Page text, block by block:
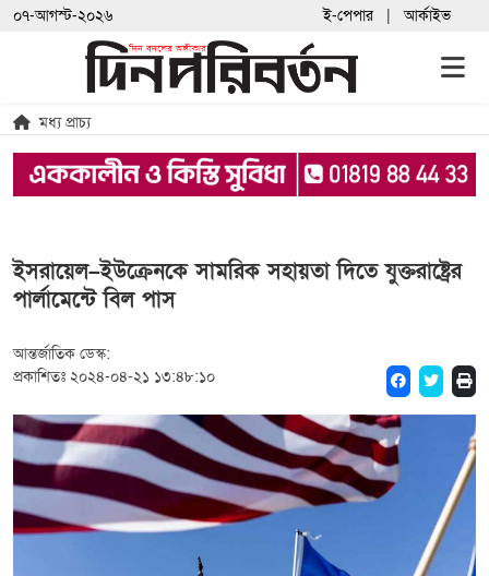
০৭-আগস্ট-২০২৬ ই-পেপার আর্কাইভ
মধ্য প্রাচ্য
ইসরায়েল–ইউক্রেনকে সামরিক সহায়তা দিতে যুক্তরাষ্ট্রের
পার্লামেন্টে বিল পাস
আন্তর্জাতিক ডেস্ক:
প্রকাশিতঃ ২০২৪-০৪-২১ ১৩:৪৮:১০